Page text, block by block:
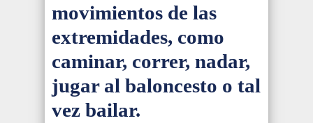
movimientos de las
extremidades, como
caminar, correr, nadar,
jugar al baloncesto o tal
vez bailar.